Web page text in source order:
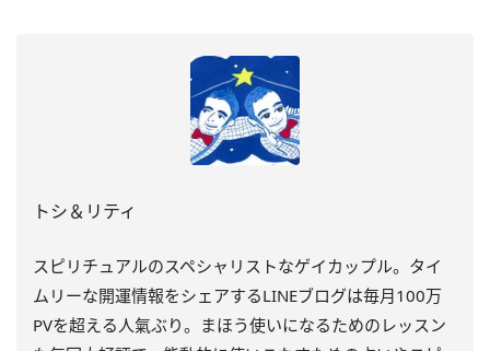
トシ＆リティ
スピリチュアルのスペシャリストなゲイカップル。タイ
ムリーな開運情報をシェアするLINEブログは毎月100万
PVを超える人氣ぶり。まほう使いになるためのレッスン